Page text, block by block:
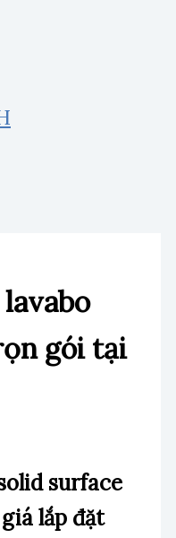
gói tại
surface
lắp đặt